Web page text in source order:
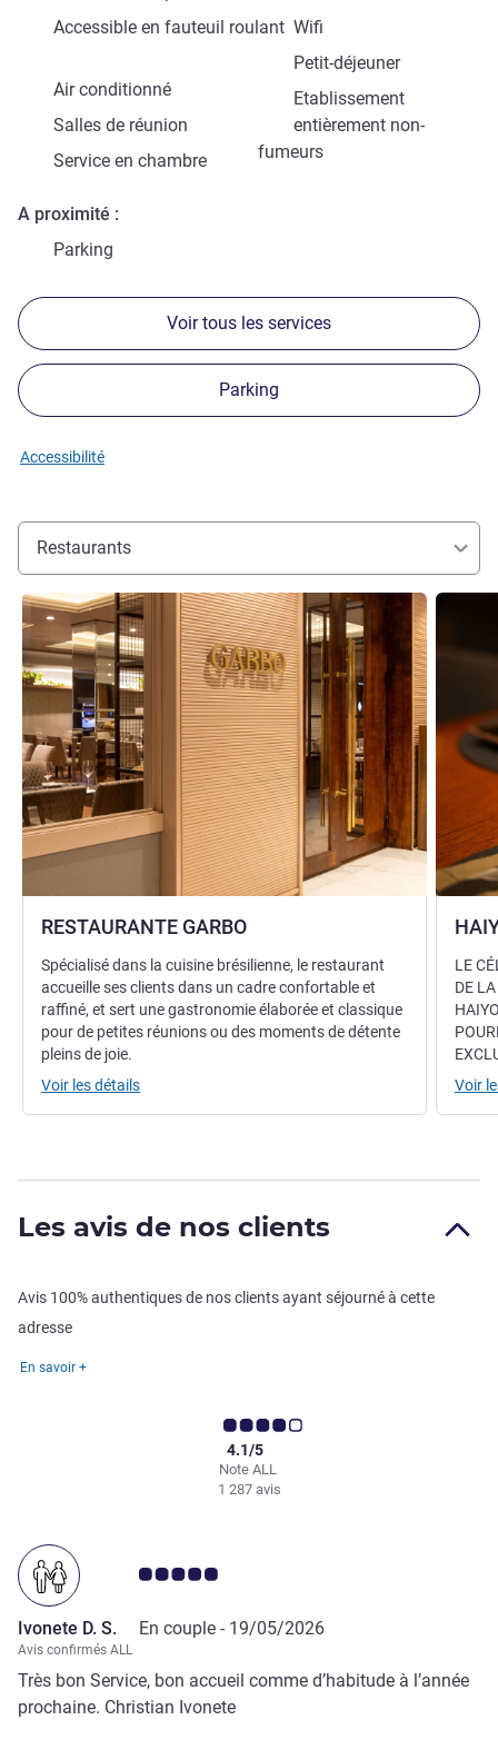
Accessible en fauteuil roulant Wifi
Air conditionné
Petit-déjeuner
Salles de réunion
Etablissement
entièrement non-
fumeurs
Service en chambre
A proximité
Parking
Voir tous les services
Parking
Accessibilité
Restaurants
RESTAURANTE GARBO
Voir les détails
Spécialisé dans la cuisine brésilienne, le restaurant
accueille ses clients dans un cadre confortable et
raffiné, et sert une gastronomie élaborée et classique
pour de petites réunions ou des moments de détente
pleins de joie.
Voir les détails
Voir les
LE
DE
Voir
Les avis de nos clients
Avis 100% authentiques de nos clients ayant séjourné à cette
adresse
En savoir +
Note ALL
4.1/5
1 287 avis
Note Avis clients 5.0/5
Ivonete D. S. En couple - 19/05/2026
Avis confirmés ALL
Très bon Service, bon accueil comme d’habitude à l’année
prochaine. Christian Ivonete